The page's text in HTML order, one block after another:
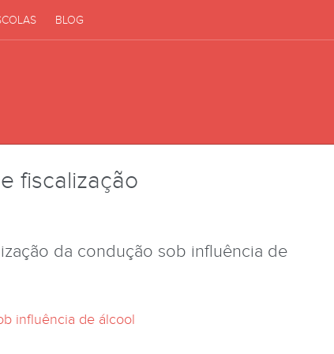
BLOG
fiscalização
da condução sob influência de
influência de álcool